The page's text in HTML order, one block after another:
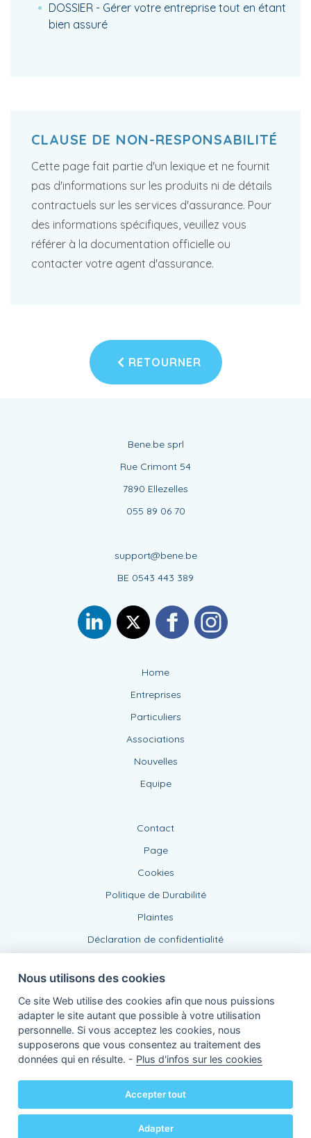
DOSSIER - Gérer votre entreprise tout en étant
bien assuré
CLAUSE DE NON-RESPONSABILITÉ
Cette page fait partie d'un lexique et ne fournit
pas d'informations sur les produits ni de détails
contractuels sur les services d'assurance. Pour
des informations spécifiques, veuillez vous
référer à la documentation officielle ou
contacter votre agent d'assurance.
RETOURNER
Bene.be sprl
Rue Crimont 54
7890 Ellezelles
055 89 06 70
support@bene.be
BE 0543 443 389
Home
Entreprises
Particuliers
Associations
Nouvelles
Equipe
Contact
Page
Cookies
Politique de Durabilité
Plaintes
Déclaration de confidentialité
Agent lié, BE 0543 443 389
de KBC Assurances sa
3000 Louvain - Belgique
TVA BE 0403.552.563 - RPR Louvain
Powered byKBC-Agent(versie 3.21.0)
© 2026 tous droits réservés
Nous utilisons des cookies
Ce site Web utilise des cookies afin que nous puissions
adapter le site autant que possible à votre utilisation
personnelle. Si vous acceptez les cookies, nous
supposerons que vous consentez au traitement des
données qui en résulte. - Plus d'infos sur les cookies
Accepter tout
Adapter